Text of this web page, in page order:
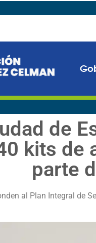
de
kits de
parte
al Plan Integral de